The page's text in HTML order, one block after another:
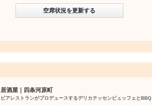
空席状況を更新する
居酒屋｜四条河原町
ビアレストランがプロデュースするデリカテッセンビュッフェとBBQ